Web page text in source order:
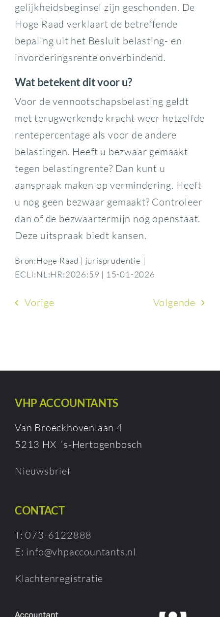
gelijkheidsbeginsel zijn geschonden. De
Hoge Raad verklaart de betreffende
bepaling uit het Besluit belasting- en
invorderingsrente onverbindend.
Wat betekent dit voor u?
Voor de vennootschapsbelasting geldt
met terugwerkende kracht weer hetzelfde
rentepercentage als voor de andere
belastingen. Heeft u bezwaar gemaakt
tegen belastingrente? Dan kunt u
aanspraak maken op vermindering. Heeft
u nog geen bezwaar gemaakt? Controleer
dan of de bezwaartermijn nog openstaat.
Deze uitspraak biedt kansen.
Bron:Hoge Raad | jurisprudentie |
ECLI:NL:HR:2026:59 | 15-01-2026
Vorige Volgende
VHP ACCOUNTANTS
Van Broeckhovenlaan 4
5213 HX ‘s-Hertogenbosch
Nieuwsbrief
CONTACT
T:073-6122888
E: info@vhpaccountants.nl
Klachtenregistratie